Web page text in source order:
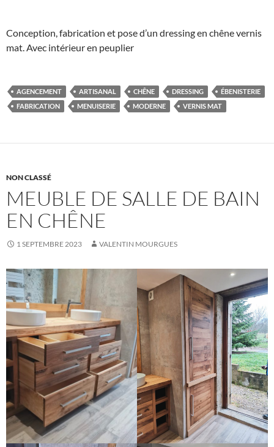
Conception, fabrication et pose d’un dressing en chêne vernis
mat. Avec intérieur en peuplier
AGENCEMENT ARTISANAL CHÊNE DRESSING
ÉBENISTERIE
FABRICATION
MENUISERIE MODERNE VERNIS MAT
NON CLASSÉ
MEUBLE DE SALLE DE BAIN
EN CHÊNE
1 SEPTEMBRE 2023 VALENTIN MOURGUES